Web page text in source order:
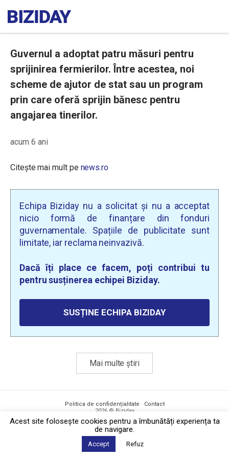
Guvernul a adoptat patru măsuri pentru
sprijinirea fermierilor. Între acestea, noi
scheme de ajutor de stat sau un program
prin care oferă sprijin bănesc pentru
angajarea tinerilor.
acum 6 ani
Citește mai mult pe news.ro
Echipa Biziday nu a solicitat și nu a acceptat
nicio formă de finanțare din fonduri
guvernamentale. Spațiile de publicitate sunt
limitate, iar reclama neinvazivă.
Dacă îți place ce facem, poți contribui tu
pentru susținerea echipei Biziday.
SUSȚINE ECHIPA BIZIDAY
Mai multe știri
Politica de confidențialitate · Contact
2026 © Biziday
Acest site foloseşte cookies pentru a îmbunătăți experiența ta
de navigare.
Accept Refuz